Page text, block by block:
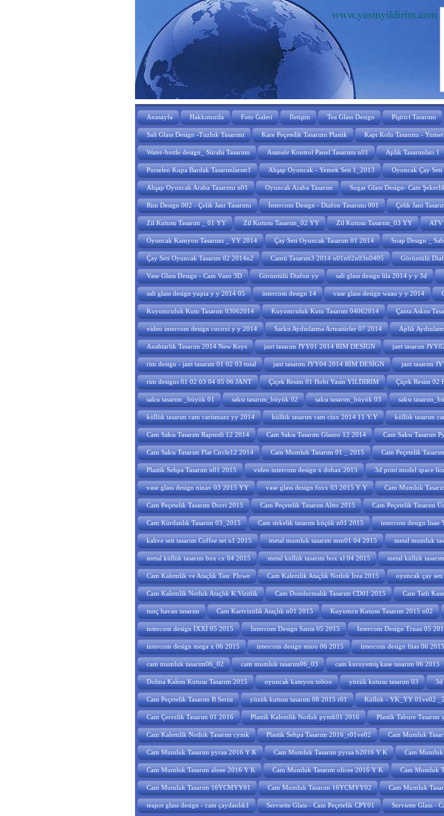
Anasayfa Hakkımızda Foto Galeri İletişim Tea Glass Design Pişirici Tasarımı
Salt Glass Design -Tuzluk Tasarımı Kare Peçetelik Tasarımı Plastik Kapı Kolu Tasarımı -
Water-bottle design_ Sürahi Tasarımı Asansör Kontrol Panel Tasarımı n01 Aplik Tasarımları 1
Porselen Kupa Bardak Tasarımlarım1 Ahşap Oyuncak - Yemek Seti 1_2013 Oyuncak Çay
Ahşap Oyuncak Araba Tasarımı n01 Oyuncak Araba Tasarım Sugar Glass Design- Cam
Rim Design 002 - Çelik Jant Tasarımı İntercom Design - Diafon Tasarımı 001 Çelik Jant
Zil Kutusu Tasarım _ 01 YY Zil Kutusu Tasarım_02 YY Zil Kutusu Tasarım_03 YY ATV
Oyuncak Kamyon Tasarımı _ YY 2014 Çay Seti Oyuncak Tasarım 01 2014 Soap Design _
Çay Seti Oyuncak Tasarım 02 2014n2 Camii Tasarım3 2014 n01n02n03n0405 Görüntülü
Vase Glass Design - Cam Vazo 3D Görüntülü Diafon yy salt glass design lila 2014 y y 3d
salt glass design yupia y y 2014 05 intercom design 14 vase glass design waao y y 2014
Kuyumculuk Kutu Tasarım 03062014 Kuyumculuk Kutu Tasarım 04062014 Çanta Askısı
video intercom design cucoxi y y 2014 Sarkıt Aydınlatma Armatürler 07 2014 Aplik
Anahtarlık Tasarım 2014 New Keys jant tasarım JYY01 2014 RİM DESİGN jant tasarım
rim design - jant tasarım 01 02 03 total jant tasarım JYY04 2014 RİM DESİGN jant tasarım
rim designs 01 02 03 04 05 06 JANT Çiçek Resim 01 Hobi Yasin YILDIRIM Çiçek Resim 02
saksı tasarım _büyük 01 saksı tasarım_büyük 02 saksı tasarım_büyük 03 saksı
küllük tasarım cam carismazz yy 2014 küllük tasarım cam ciux 2014 11 Y.Y küllük tasarım
Cam Saksı Tasarım Rapsodi 12 2014 Cam Saksı Tasarım Glasoo 12 2014 Cam Saksı Tasarım
Cam Saksı Tasarım Flat Circle12 2014 Cam Mumluk Tasarım 01 _ 2015 Cam Peçetelik
Plastik Sehpa Tasarım n01 2015 video intercom design x dobax 2015 3d print model space
vase glass design ninav 03 2015 YY vase glass design foxx 03 2015 Y Y Cam Mumluk
Cam Peçetelik Tasarım Dorri 2015 Cam Peçetelik Tasarım Altto 2015 Cam Peçetelik Tasarım
Cam Kürdanlık Tasarım 03_2015 Cam sirkelik tasarım küçük n01 2015 intercom design lisae
kahve seti tasarım Coffee set n1 2015 metal mumluk tasarım mm01 04 2015 metal mumluk
metal küllük tasarım box cx 04 2015 metal küllük tasarım box xl 04 2015 metal küllük
Cam Kalemlik ve Ataçlık Tasr. Flowe Cam Kalemlik Ataçlık Notluk İrea 2015 oyuncak çay seti
Cam Kalemlik Notluk Ataçlık K.Vizitlik Cam Dondurmalık Tasarım CD01 2015 Cam Tatlı
tunç havan tasarım Cam Kartvizitlik Ataçlık n01 2015 Kuyumcu Kutusu Tasarım 2015 n02
intercom design İXXİ 05 2015 İntercom Design Santa 05 2015 İntercom Design Truaa 05
intercom design mega x 06 2015 intercom design mioo 06 2015 intercom design fitas 06 2015
cam mumluk tasarım06_02 cam mumluk tasarım06_03 cam kuruyemiş kase tasarım 06 2015
Dolma Kalem Kutusu Tasarım 2015 oyuncak kamyon toboo yüzük kutusu tasarım 03 3d
Cam Peçetelik Tasarım B Serisi yüzük kutusu tasarım 08 2015 r01 Küllük - YK_YY 01ve02
Cam Çerezlik Tasarım 01 2016 Plastik Kalemlik Notluk pymk01 2016 Plastik Tabure Tasarım
Cam Kalemlik Notluk Tasarım cymk Plastik Sehpa Tasarım 2016_r01ve02 Cam Mumluk
Cam Mumluk Tasarım pyraa 2016 Y K Cam Mumluk Tasarım pyraa b2016 Y K Cam Mumluk
Cam Mumluk Tasarım aloee 2016 Y K Cam Mumluk Tasarım olicee 2016 Y K Cam Mumluk
Cam Mumluk Tasarım 16YCMYY01 Cam Mumluk Tasarım 16YCMYY02 Cam Mumluk
teapot glass design - cam çaydanlık1 Serviette Glass - Cam Peçetelik CPY01 Serviette Glass -